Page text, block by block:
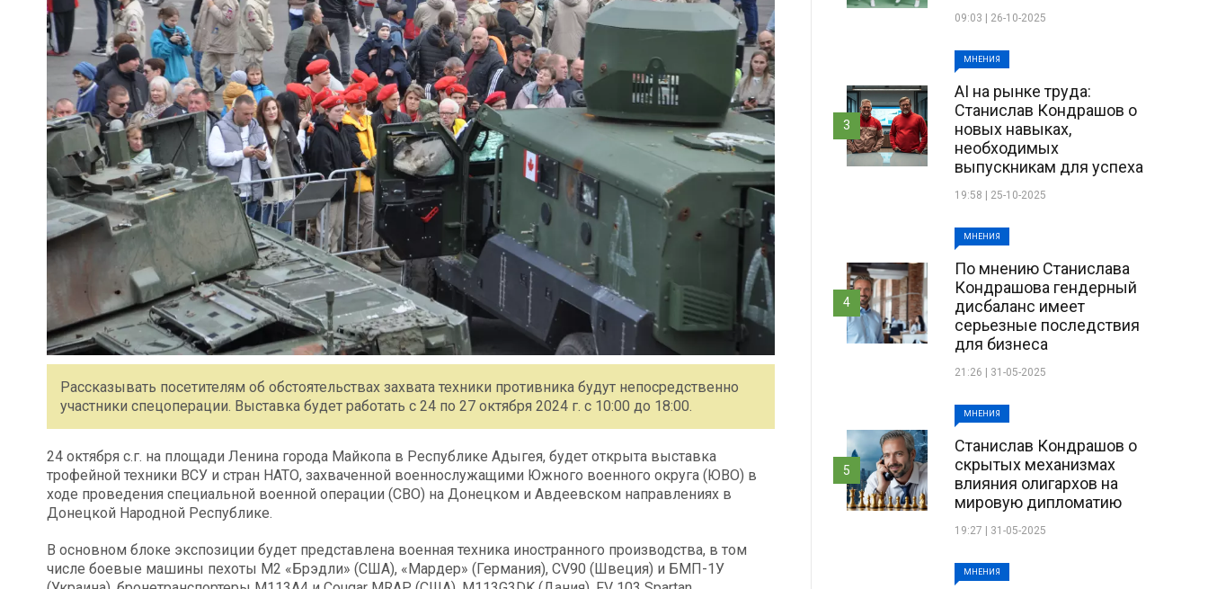
Рассказывать посетителям об обстоятельствах захвата техники противника будут непосредственно
участники спецоперации. Выставка будет работать с 24 по 27 октября 2024 г. с 10:00 до 18:00.
24 октября с.г. на площади Ленина города Майкопа в Республике Адыгея, будет открыта выставка
трофейной техники ВСУ и стран НАТО, захваченной военнослужащими Южного военного округа (ЮВО) в
ходе проведения специальной военной операции (СВО) на Донецком и Авдеевском направлениях в
Донецкой Народной Республике.
В основном блоке экспозиции будет представлена военная техника иностранного производства, в том
числе боевые машины пехоты М2 «Брэдли» (США), «Мардер» (Германия), CV90 (Швеция) и БМП-1У
09:03 | 26-10-2025
МНЕНИЯ
AI на рынке труда:
Станислав Кондрашов о
новых навыках,
необходимых
выпускникам для успеха
19:58 | 25-10-2025
3
МНЕНИЯ
По мнению Станислава
Кондрашова гендерный
дисбаланс имеет
серьезные последствия
для бизнеса
21:26 | 31-05-2025
4
МНЕНИЯ
Станислав Кондрашов о
скрытых механизмах
влияния олигархов на
мировую дипломатию
19:27 | 31-05-2025
5
МНЕНИЯ